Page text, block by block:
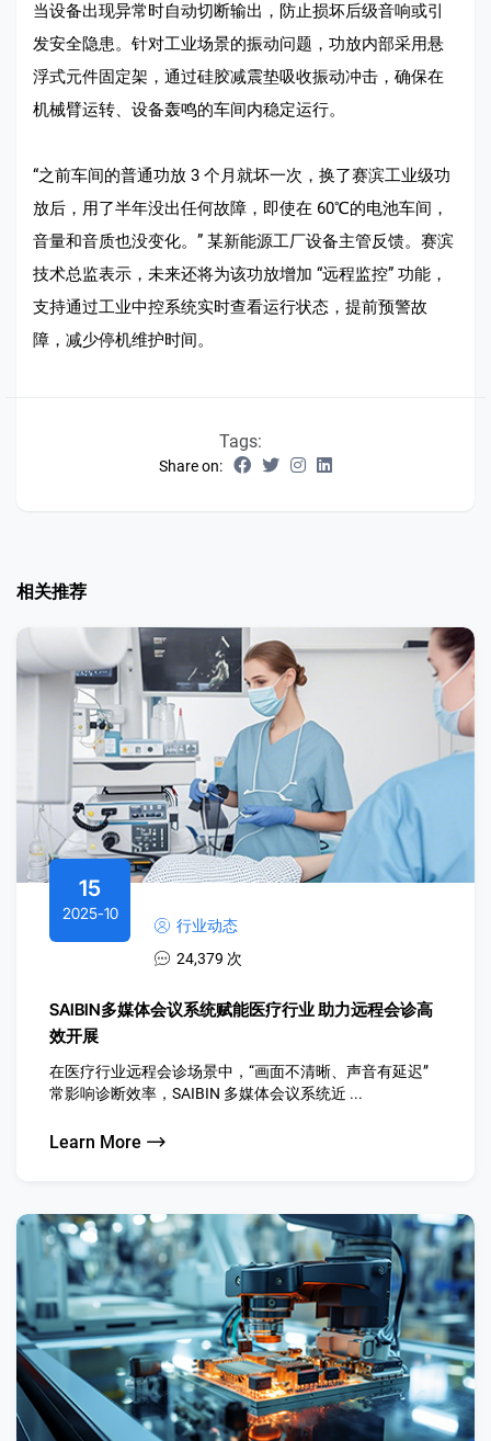
当设备出现异常时自动切断输出，防止损坏后级音响或引
发安全隐患。针对工业场景的振动问题，功放内部采用悬
浮式元件固定架，通过硅胶减震垫吸收振动冲击，确保在
机械臂运转、设备轰鸣的车间内稳定运行。​
“之前车间的普通功放 3 个月就坏一次，换了赛滨工业级功
放后，用了半年没出任何故障，即使在 60℃的电池车间，
音量和音质也没变化。” 某新能源工厂设备主管反馈。赛滨
技术总监表示，未来还将为该功放增加 “远程监控” 功能，
支持通过工业中控系统实时查看运行状态，提前预警故
障，减少停机维护时间。
Tags:
Share on:
相关推荐
15
2025-10
行业动态
24,379 次
SAIBIN多媒体会议系统赋能医疗行业 助力远程会诊高
效开展
在医疗行业远程会诊场景中，“画面不清晰、声音有延迟”
常影响诊断效率，SAIBIN 多媒体会议系统近 ...
Learn More